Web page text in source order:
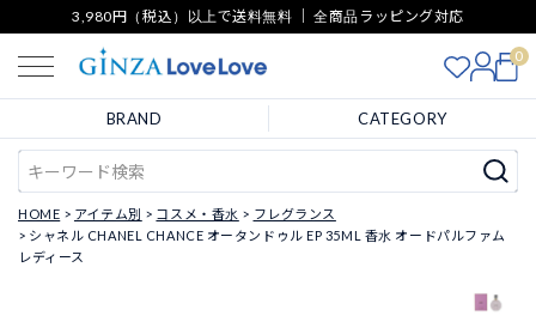
3,980円（税込）以上で送料無料 ｜ 全商品ラッピング対応
0
BRAND CATEGORY
HOME アイテム別 コスメ・香水
フレグランス
シャネル CHANEL CHANCE オータンドゥル EP 35ML 香水 オードパルファム
レディース